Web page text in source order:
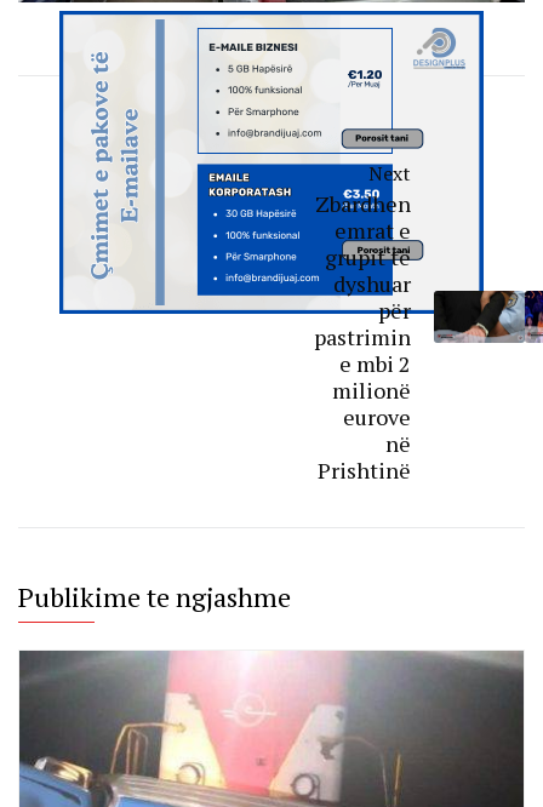
Next
Zbardhen
emrat e
grupit të
dyshuar
për
pastrimin
e mbi 2
milionë
eurove
në
Prishtinë
Publikime te ngjashme